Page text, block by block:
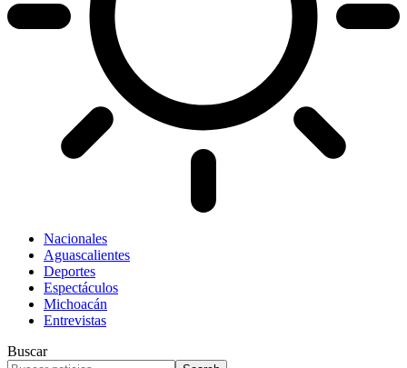
Nacionales
Aguascalientes
Deportes
Espectáculos
Michoacán
Entrevistas
Buscar